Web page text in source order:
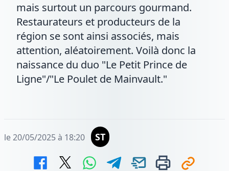
mais surtout un parcours gourmand.
Restaurateurs et producteurs de la
région se sont ainsi associés, mais
attention, aléatoirement. Voilà donc la
naissance du duo "Le Petit Prince de
Ligne"/"Le Poulet de Mainvault."
le 20/05/2025 à 18:20 ST